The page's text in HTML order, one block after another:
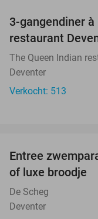
3-gangendiner
restaurant
The Queen Indian
Deventer
Verkocht: 513
Entree
of luxe broodje
De Scheg
Deventer